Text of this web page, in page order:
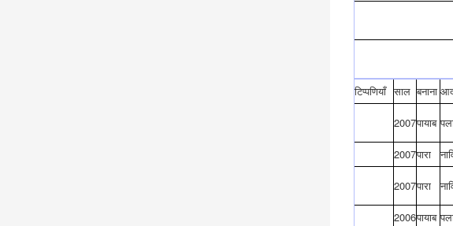
टिप्पणियाँ साल बनाना
2007पायाब
2007पारा
2007पारा
2006पायाब